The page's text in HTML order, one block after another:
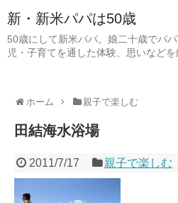
新・新米パパは50歳
50歳にして新米パパ。娘二十歳でパ
児・子育てを通した体験、思いなどを
ホーム 親子で楽しむ
田結海水浴場
2011/7/17 親子で楽しむ